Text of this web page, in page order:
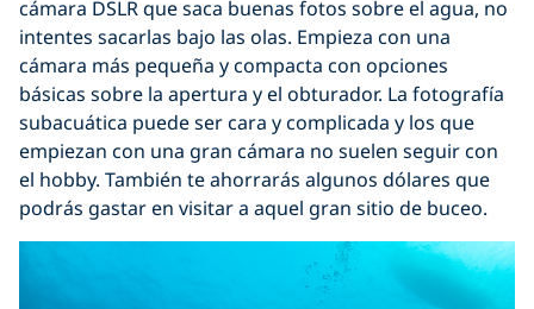
cámara DSLR que saca buenas fotos sobre el agua, no
intentes sacarlas bajo las olas. Empieza con una
cámara más pequeña y compacta con opciones
básicas sobre la apertura y el obturador. La fotografía
subacuática puede ser cara y complicada y los que
empiezan con una gran cámara no suelen seguir con
el hobby. También te ahorrarás algunos dólares que
podrás gastar en visitar a aquel gran sitio de buceo.